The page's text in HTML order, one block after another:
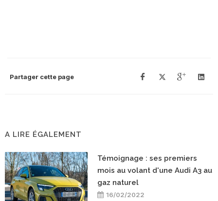
Partager cette page
A LIRE ÉGALEMENT
Témoignage : ses premiers
mois au volant d'une Audi A3 au
gaz naturel
16/02/2022